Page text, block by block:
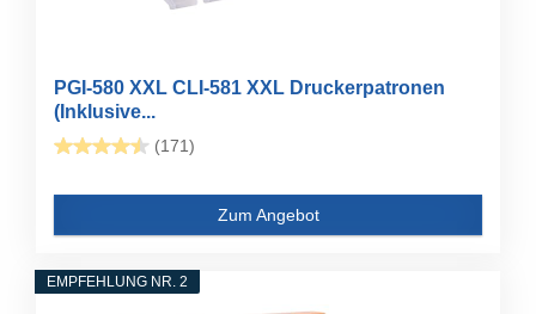
PGI-580 XXL CLI-581 XXL Druckerpatronen
(Inklusive...
(171)
Zum Angebot
EMPFEHLUNG NR. 2